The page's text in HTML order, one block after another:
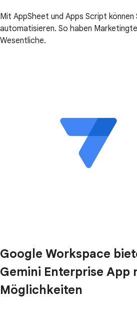
Mit AppSheet und Apps Script
automatisieren. So haben
Wesentliche.
Google Workspace
Gemini Enterprise App
Möglichkeiten